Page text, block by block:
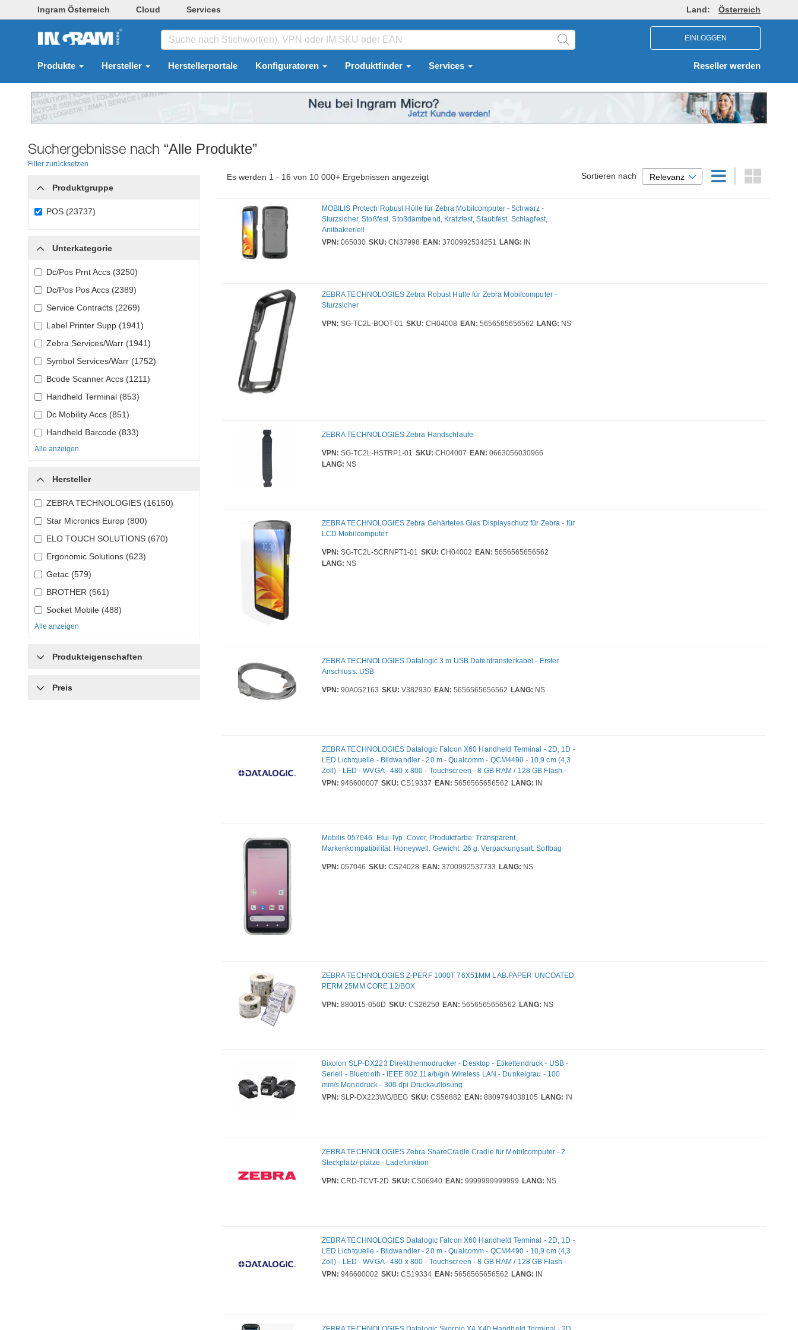
Ingram Österreich Cloud Services Land: Österreich
EINLOGGEN
Produkte Hersteller Herstellerportale Konfiguratoren Produktfinder Services Reseller werden
Suchergebnisse nach “Alle Produkte”
Filter zurücksetzen
Produktgruppe
POS (23737)
Unterkategorie
Dc/Pos Prnt Accs (3250)
Dc/Pos Pos Accs (2389)
Service Contracts (2269)
Label Printer Supp (1941)
Zebra Services/Warr (1941)
Symbol Services/Warr (1752)
Bcode Scanner Accs (1211)
Handheld Terminal (853)
Dc Mobility Accs (851)
Handheld Barcode (833)
Alle anzeigen
Hersteller
ZEBRA TECHNOLOGIES (16150)
Star Micronics Europ (800)
ELO TOUCH SOLUTIONS (670)
Ergonomic Solutions (623)
Getac (579)
BROTHER (561)
Socket Mobile (488)
Alle anzeigen
Produkteigenschaften
Preis
Es werden 1 - 16 von 10 000+ Ergebnissen angezeigt Sortieren nach Relevanz
MOBILIS Protech Robust Hülle für Zebra Mobilcomputer - Schwarz -
Sturzsicher, Stoßfest, Stoßdämfpend, Kratzfest, Staubfest, Schlagfest,
Anitbakteriell
VPN: 065030 SKU: CN37998 EAN: 3700992534251 LANG: IN
ZEBRA TECHNOLOGIES Zebra Robust Hülle für Zebra Mobilcomputer -
Sturzsicher
VPN: SG-TC2L-BOOT-01 SKU: CH04008 EAN: 5656565656562 LANG: NS
ZEBRA TECHNOLOGIES Zebra Handschlaufe
VPN: SG-TC2L-HSTRP1-01 SKU: CH04007 EAN: 0663056030966
LANG: NS
ZEBRA TECHNOLOGIES Zebra Gehärtetes Glas Displayschutz für Zebra - für
LCD Mobilcomputer
VPN: SG-TC2L-SCRNPT1-01 SKU: CH04002 EAN: 5656565656562
LANG: NS
ZEBRA TECHNOLOGIES Datalogic 3 m USB Datentransferkabel - Erster
Anschluss: USB
VPN: 90A052163 SKU: V382930 EAN: 5656565656562 LANG: NS
ZEBRA TECHNOLOGIES Datalogic Falcon X60 Handheld Terminal - 2D, 1D -
LED Lichtquelle - Bildwandler - 20 m - Qualcomm - QCM4490 - 10,9 cm (4,3
Zoll) - LED - WVGA - 480 x 800 - Touchscreen - 8 GB RAM / 128 GB Flash -
Bluetooth - Wireless LAN IEEE 802.11 a/b/g/n/ac/ax/d/h/i/r/k/v/w/mc (Wi-Fi 6) -
VPN: 946600007 SKU: CS19337 EAN: 5656565656562 LANG: IN
Mobilis 057046. Etui-Typ: Cover, Produktfarbe: Transparent,
Markenkompatibilität: Honeywell. Gewicht: 26 g. Verpackungsart: Softbag
VPN: 057046 SKU: CS24028 EAN: 3700992537733 LANG: NS
ZEBRA TECHNOLOGIES Z-PERF 1000T 76X51MM LAB.PAPER UNCOATED
PERM 25MM CORE 12/BOX
VPN: 880015-050D SKU: CS26250 EAN: 5656565656562 LANG: NS
Bixolon SLP-DX223 Direktthermodrucker - Desktop - Etikettendruck - USB -
Seriell - Bluetooth - IEEE 802.11a/b/g/n Wireless LAN - Dunkelgrau - 100
mm/s Monodruck - 300 dpi Druckauflösung
VPN: SLP-DX223WG/BEG SKU: CS56882 EAN: 8809794038105 LANG: IN
ZEBRA TECHNOLOGIES Zebra ShareCradle Cradle für Mobilcomputer - 2
Steckplatz/-plätze - Ladefunktion
VPN: CRD-TCVT-2D SKU: CS06940 EAN: 9999999999999 LANG: NS
ZEBRA TECHNOLOGIES Datalogic Falcon X60 Handheld Terminal - 2D, 1D -
LED Lichtquelle - Bildwandler - 20 m - Qualcomm - QCM4490 - 10,9 cm (4,3
Zoll) - LED - WVGA - 480 x 800 - Touchscreen - 8 GB RAM / 128 GB Flash -
Bluetooth - Wireless LAN IEEE 802.11 a/b/g/n/ac/ax/d/h/i/r/k/v/w/mc (Wi-Fi 6) -
VPN: 946600002 SKU: CS19334 EAN: 5656565656562 LANG: IN